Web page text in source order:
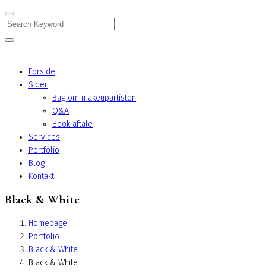
Search
Forside
Sider
Bag om makeupartisten
Q&A
Book aftale
Services
Portfolio
Blog
Kontakt
Black & White
Homepage
Portfolio
Black & White
Black & White